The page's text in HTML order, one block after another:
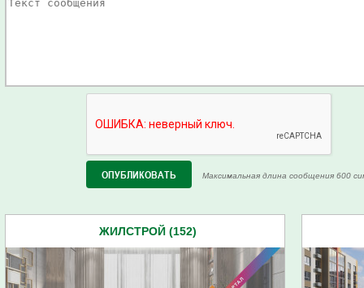
Максимальная длина сообщения 600
ЖИЛСТРОЙ (152)